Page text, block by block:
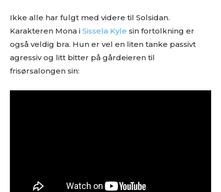
Ikke alle har fulgt med videre til Solsidan.
Karakteren Mona i Sissela Kyle sin fortolkning er
også veldig bra. Hun er vel en liten tanke passivt
agressiv og litt bitter på gårdeieren til
frisørsalongen sin: